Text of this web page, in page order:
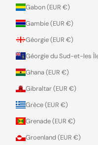
Gabon (EUR €)
Gambie (EUR €)
Géorgie (EUR €)
Géorgie du Sud-et-les
Ghana (EUR €)
Gibraltar (EUR €)
Grèce (EUR €)
Grenade (EUR €)
Groenland (EUR €)